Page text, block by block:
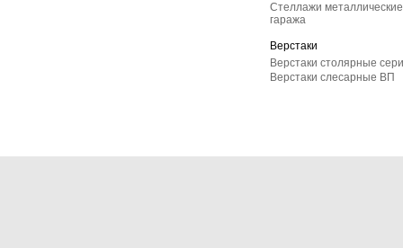
Стеллажи
гаража
Верстаки
Верстаки столярные
Верстаки слесарные ВП